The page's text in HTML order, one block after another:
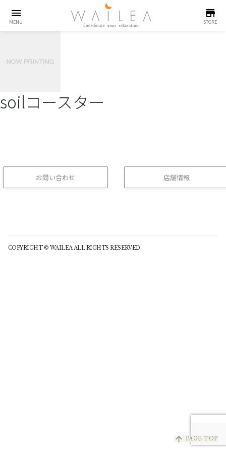
menu
MENU
store
STORE
soilコースター
お問い合わせ 店舗情報
arrow_upward PAGE TOP
COPYRIGHT © WAILEA ALL RIGHTS RESERVED.